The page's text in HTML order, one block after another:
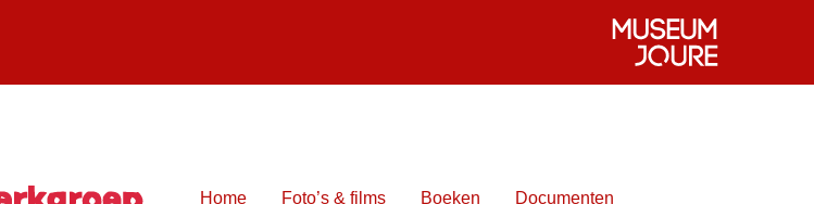
Home Foto’s & films Boeken Documenten